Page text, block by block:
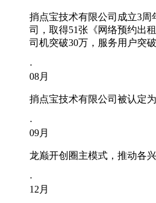
捎点宝技术有限公司成立3周
司，取得51张《网络预约出租汽
司机突破30万，服务用户突
·
08月
捎点宝技术有限公司被认定
·
09月
龙巅开创圈主模式，推动各
·
12 月